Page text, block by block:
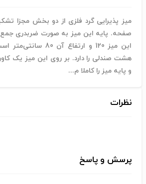
میز پذیرایی گرد فلزی از دو بخش مجزا
صفحه. پایه این میز به صورت ضربدری
این میز 120 و
هشت صندلی را دارد. بر روی این میز یک
و پایه میز را کاملا م...
نظرات
پرسش و پاسخ